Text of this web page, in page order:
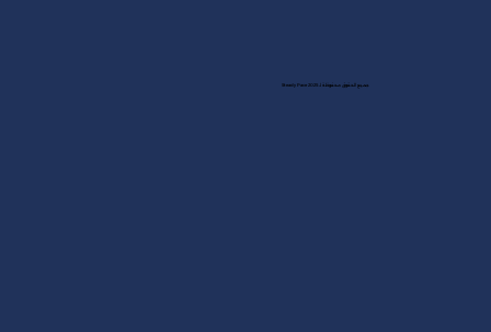
جميع الحقوق محفوظة لـ Steady Pace 2025